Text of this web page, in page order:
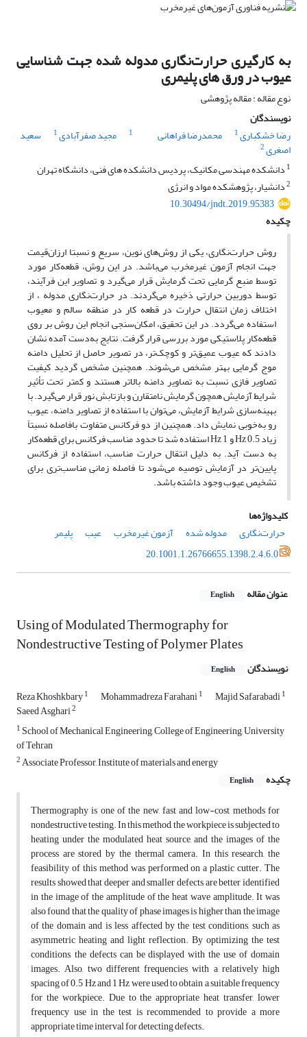
به کارگیری حرارت‌نگاری مدوله شده جهت شناسایی
عیوب در ورق های پلیمری
نوع مقاله : مقاله پژوهشی
نویسندگان
رضا خشکباری1 محمدرضا فراهانی 1 مجید صفرآبادی1 سعید
اصغری2
1 دانشکده مهندسی مکانیک، پردیس دانشکده های فنی، دانشگاه تهران
2دانشیار، پژوهشکده مواد و انرژی
10.30494/jndt.2019.95383
چکیده
روش حرارت‌نگاری، یکی از روش‌های نوین، سریع و نسبتا ارزان‌قیمت
جهت انجام آزمون غیرمخرب می‌باشد. در این روش، قطعه‌کار مورد
توسط منبع گرمایی تحت گرمایش قرار می‌گیرد و تصاویر این فرآیند،
توسط دوربین حرارتی ذخیره می‌گردند. در حرارت‌نگاری مدوله ، از
اختلاف زمان انتقال حرارت در قطعه کار در منطقه سالم و معیوب
استفاده می‌گردد. در این تحقیق، امکان‌سنجی انجام این روش بر روی
قطعه‌کار پلاستیکی مورد بررسی قرار گرفت. نتایج به‌دست آمده نشان
دادند که عیوب عمیق‌تر و کوچک‌تر، در تصویر حاصل از تحلیل دامنه
موج گرمایی بهتر مشخص می‌شوند. همچنین مشخص گردید کیفیت
تصاویر فازی نسبت به تصاویر دامنه بالاتر هستند و کمتر تحت تأثیر
شرایط آزمایش همچون گرمایش نامتقارن و بازتابش نور قرار می‌گیرد. با
بهینه‌سازی شرایط آزمایش، می‌توان با استفاده از تصاویر دامنه، عیوب
رو به‌خوبی نمایش داد. همچنین از دو فرکانس متفاوت بافاصله نسبتاً
زیاد 0.5 Hz و 1 Hz استفاده شد تا حدود مناسب فرکانس برای قطعه‌کار
به دست آید. به دلیل انتقال حرارت مناسب، استفاده از فرکانس
پایین‌تر در آزمایش توصیه می‌شود تا فاصله زمانی مناسب‌تری برای
تشخیص عیوب وجود داشته باشد.
کلیدواژه‌ها
حرارت‌نگاری
مدوله شده آزمون غیرمخرب عیب
پلیمر
20.1001.1.26766655.1398.2.4.6.0
عنوان مقاله English
Using of Modulated Thermography for
Nondestructive Testing of Polymer Plates
نویسندگان English
Reza Khoshkbary1 Mohammadreza Farahani1 Majid Safarabadi1
Saeed Asghari2
1 School of Mechanical Engineering, College of Engineering, University
of Tehran
2Associate Professor, Institute of materials and energy
چکیده
English
Thermography is one of the new, fast and low-cost methods for
nondestructive testing. In this method, the workpiece is subjected to
heating under the modulated heat source, and the images of the
process are stored by the thermal camera. In this research, the
feasibility of this method was performed on a plastic cutter. The
results showed that deeper and smaller defects are better identified
in the image of the amplitude of the heat wave amplitude. It was
also found that the quality of phase images is higher than the image
of the domain and is less affected by the test conditions, such as
asymmetric heating and light reflection. By optimizing the test
conditions, the defects can be displayed with the use of domain
images. Also, two different frequencies with a relatively high
spacing of 0.5 Hz and 1 Hz were used to obtain a suitable frequency
for the workpiece. Due to the appropriate heat transfer, lower
frequency use in the test is recommended to provide a more
appropriate time interval for detecting defects.